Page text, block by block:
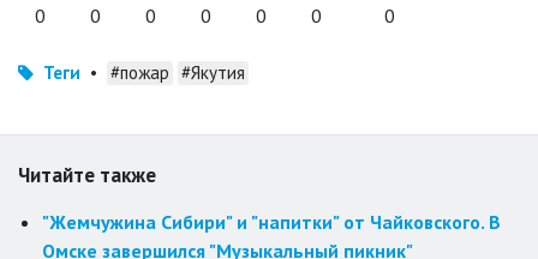
0 0 0 0 0 0 0
Теги • #пожар #Якутия
Читайте также
"Жемчужина Сибири" и "напитки" от Чайковского. В
Омске завершился "Музыкальный пикник"